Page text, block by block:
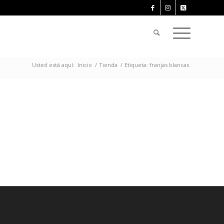
Usted está aquí: Inicio / Tienda / Etiqueta: franjas blancas